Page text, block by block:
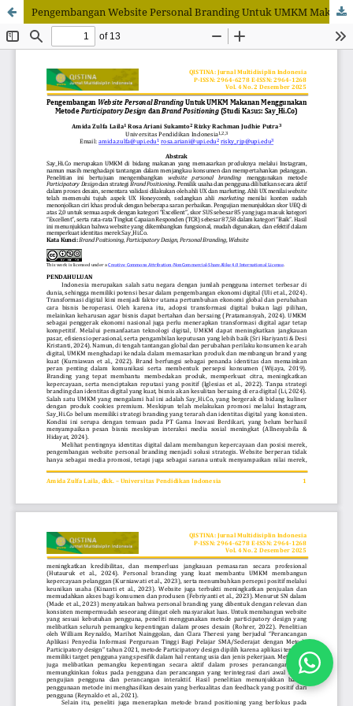
Pengembangan Website Personal Branding Untuk UMKM Makanan Menggunakan Metode Participatory Design Dan Brand Positioning (Studi Kasus: Say_Hi.Co)